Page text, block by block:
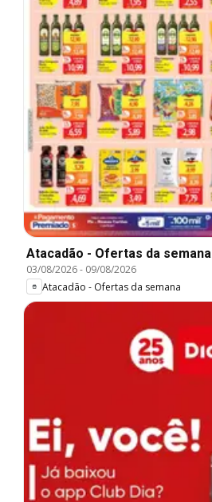
Atacadão - Ofertas da semana
03/08/2026- 09/08/2026
Atacadão - Ofertas da semana